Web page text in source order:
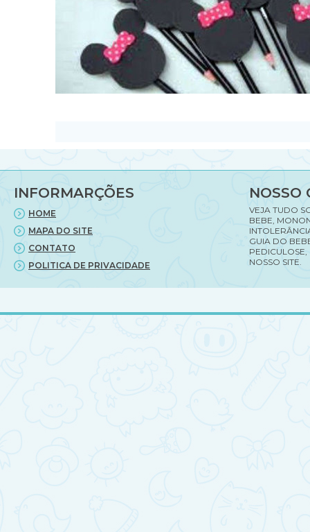
INFORMARÇÕES
HOME
MAPA DO SITE
CONTATO
POLITICA DE PRIVACIDADE
NOSSO
VEJA TUDO
BEBE,
GUIA DO
PEDICULOSE,
NOSSO SITE.